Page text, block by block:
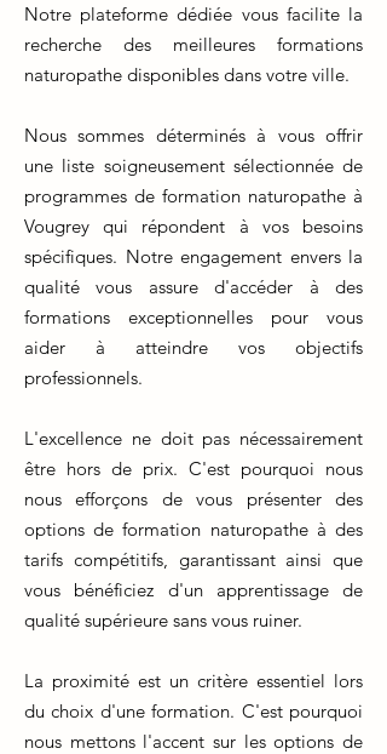
Notre plateforme dédiée vous facilite la
recherche des meilleures formations
naturopathe disponibles dans votre ville.
Nous sommes déterminés à vous offrir
une liste soigneusement sélectionnée de
programmes de formation naturopathe à
Vougrey qui répondent à vos besoins
spécifiques. Notre engagement envers la
qualité vous assure d'accéder à des
formations exceptionnelles pour vous
aider à atteindre vos objectifs
professionnels.
L'excellence ne doit pas nécessairement
être hors de prix. C'est pourquoi nous
nous efforçons de vous présenter des
options de formation naturopathe à des
tarifs compétitifs, garantissant ainsi que
vous bénéficiez d'un apprentissage de
qualité supérieure sans vous ruiner.
La proximité est un critère essentiel lors
du choix d'une formation. C'est pourquoi
nous mettons l'accent sur les options de